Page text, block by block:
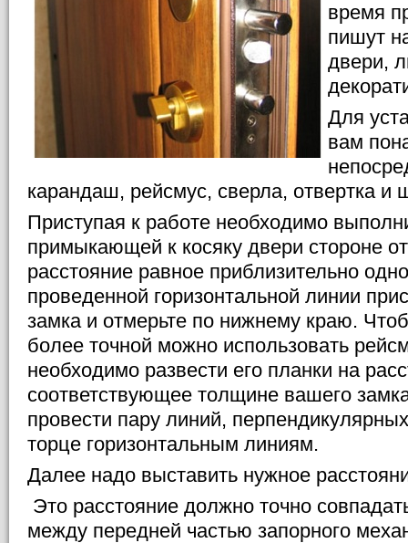
время
пишут
двери,
Для
вам
карандаш, рейсмус, сверла, отвертка и
Приступая к работе необходимо
примыкающей к косяку двери стороне
расстояние равное приблизительно
проведенной горизонтальной линии
замка и отмерьте по нижнему краю.
более точной можно использовать
необходимо развести его планки на
соответствующее толщине вашего
провести пару линий,
торце горизонтальным линиям.
Далее надо выставить нужное
Это расстояние должно точно
между передней частью запорного